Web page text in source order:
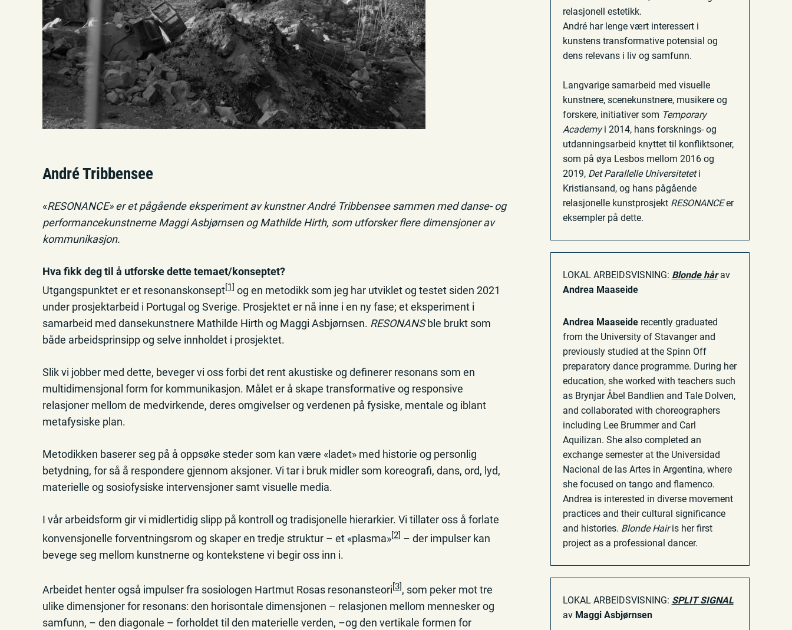
André Tribbensee
«RESONANCE» er et pågående eksperiment av kunstner André Tribbensee sammen med danse- og
performancekunstnerne Maggi Asbjørnsen og Mathilde Hirth, som utforsker flere dimensjoner av
kommunikasjon.
Hva fikk deg til å utforske dette temaet/konseptet?
Utgangspunktet er et resonanskonsept[1] og en metodikk som jeg har utviklet og testet siden 2021
under prosjektarbeid i Portugal og Sverige. Prosjektet er nå inne i en ny fase; et eksperiment i
samarbeid med dansekunstnere Mathilde Hirth og Maggi Asbjørnsen. RESONANSble brukt som
både arbeidsprinsipp og selve innholdet i prosjektet.
Slik vi jobber med dette, beveger vi oss forbi det rent akustiske og definerer resonans som en
multidimensjonal form for kommunikasjon. Målet er å skape transformative og responsive
relasjoner mellom de medvirkende, deres omgivelser og verdenen på fysiske, mentale og iblant
metafysiske plan.
Metodikken baserer seg på å oppsøke steder som kan være «ladet» med historie og personlig
betydning, for så å respondere gjennom aksjoner. Vi tar i bruk midler som koreografi, dans, ord, lyd,
materielle og sosiofysiske intervensjoner samt visuelle media.
I vår arbeidsform gir vi midlertidig slipp på kontroll og tradisjonelle hierarkier. Vi tillater oss å forlate
konvensjonelle forventningsrom og skaper en tredje struktur – et «plasma»[2] – der impulser kan
bevege seg mellom kunstnerne og kontekstene vi begir oss inn i.
Arbeidet henter også impulser fra sosiologen Hartmut Rosas resonansteori[3], som peker mot tre
ulike dimensjoner for resonans: den horisontale dimensjonen – relasjonen mellom mennesker og
samfunn, – den diagonale – forholdet til den materielle verden, –og den vertikale formen for
relasjonell estetikk.
André har lenge vært interessert i
kunstens transformative potensial og
dens relevans i liv og samfunn.
Langvarige samarbeid med visuelle
kunstnere, scenekunstnere, musikere og
forskere, initiativer som Temporary
Academyi 2014, hans forsknings- og
utdanningsarbeid knyttet til konfliktsoner,
som på øya Lesbos mellom 2016 og
2019, Det Parallelle Universiteteti
Kristiansand, og hans pågående
relasjonelle kunstprosjekt RESONANCEer
eksempler på dette.
LOKAL ARBEIDSVISNING: Blonde hårav
Andrea Maaseide
Andrea Maaseide recently graduated
from the University of Stavanger and
previously studied at the Spinn Off
preparatory dance programme. During her
education, she worked with teachers such
as Brynjar Åbel Bandlien and Tale Dolven,
and collaborated with choreographers
including Lee Brummer and Carl
Aquilizan. She also completed an
exchange semester at the Universidad
Nacional de las Artes in Argentina, where
she focused on tango and flamenco.
Andrea is interested in diverse movement
practices and their cultural significance
and histories. Blonde Hairis her first
project as a professional dancer.
LOKAL ARBEIDSVISNING: SPLIT SIGNAL
av Maggi Asbjørnsen